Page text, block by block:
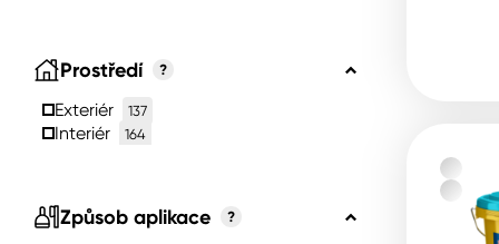
Prostředí ?
Exteriér 137
Interiér 164
Způsob aplikace ?